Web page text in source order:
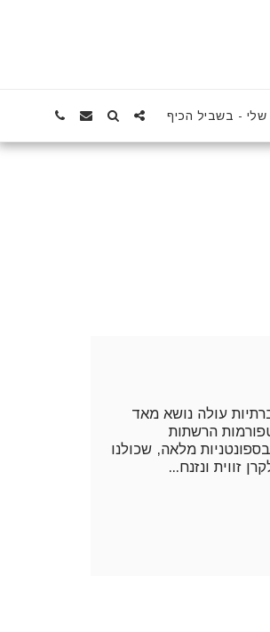
שלי - בשביל הכיף
עולה נושא מאד
הרשתות
מלאה, שכולנו
זווית ונזנח...